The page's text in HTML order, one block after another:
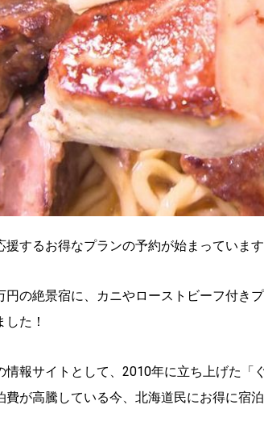
援するお得なプランの予約が始まっています
円の絶景宿に、カニやローストビーフ付き
した！
情報サイトとして、2010年に立ち上げた「
費が高騰している今、北海道民にお得に宿